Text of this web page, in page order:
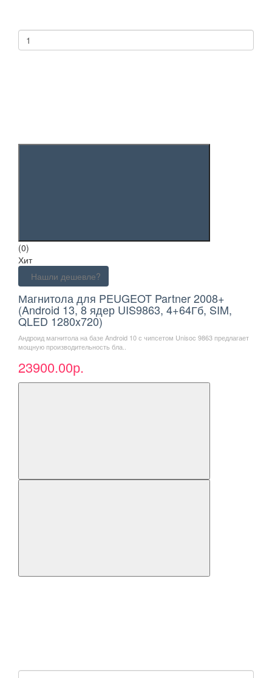
(0)
Хит
Нашли дешевле?
Магнитола для PEUGEOT Partner 2008+
(Android 13, 8 ядер UIS9863, 4+64Гб, SIM,
QLED 1280x720)
Андроид магнитола на базе Android 10 с чипсетом Unisoc 9863 предлагает
мощную производительность бла..
23900.00р.